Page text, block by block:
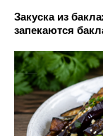
Закуска из
запекаются